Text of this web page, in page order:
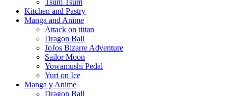
Kitchen and Pastry
Manga and Anime
Attack on tittan
Dragon Ball
JoJos Bizarre Adventure
Sailor Moon
Yowamushi Pedal
Yuri on Ice
Manga y Anime
Dragon Ball